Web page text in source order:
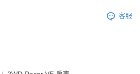
客服